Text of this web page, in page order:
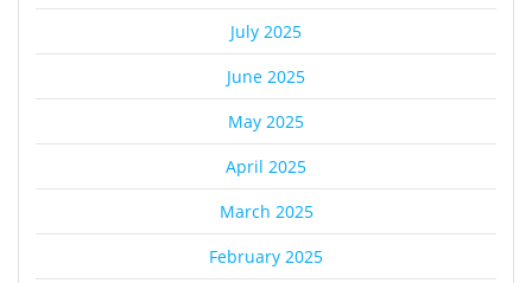
July 2025
June 2025
May 2025
April 2025
March 2025
February 2025